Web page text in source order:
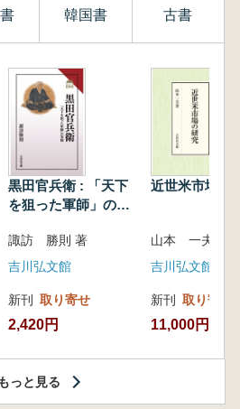
韓国書 古書
黒田官兵衛 : 「天下
を狙った軍師」の実
諏訪 勝則 著
吉川弘文館
新刊 取り寄せ
2,420円
近世米市場の
山本 一夫
吉川弘文館
新刊 取り寄せ
11,000円
もっと見る